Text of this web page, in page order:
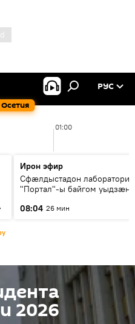
РУС
01:00
Ирон эфир
Сфæлдыстадон лаборатори
"Портал"-ы байгом уыдзæн
Æхсары куыстыты равдыст
08:04 26 мин
2026